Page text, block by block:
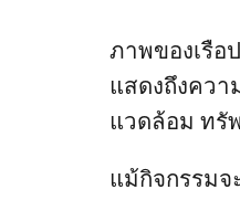
ภาพของเรือ
แสดงถึงคว
แวดล้อม ทรั
แม้กิจกรรมจ